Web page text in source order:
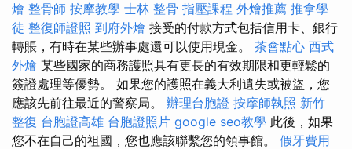
燴 整骨師 按摩教學 士林 整骨 指壓課程 外燴推薦 推拿學
徒 整復師證照 到府外燴 接受的付款方式包括信用卡、銀行
轉賬，有時在某些辦事處還可以使用現金。 茶會點心 西式
外燴 某些國家的商務護照具有更長的有效期限和更輕鬆的
簽證處理等優勢。 如果您的護照在義大利遺失或被盜，您
應該先前往最近的警察局。 辦理台胞證 按摩師執照 新竹
整復 台胞證高雄 台胞證照片 google seo教學 此後，如果
您不在自己的祖國，您也應該聯繫您的領事館。 假牙費用